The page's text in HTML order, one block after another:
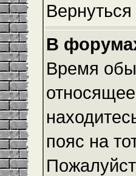
В
Время
пояс на